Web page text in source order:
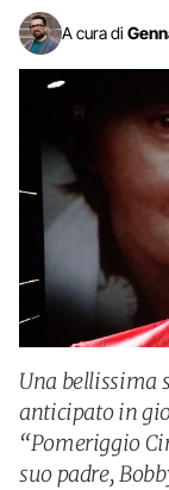
A cura di
Una bellissima
anticipato in
“Pomeriggio
suo padre,